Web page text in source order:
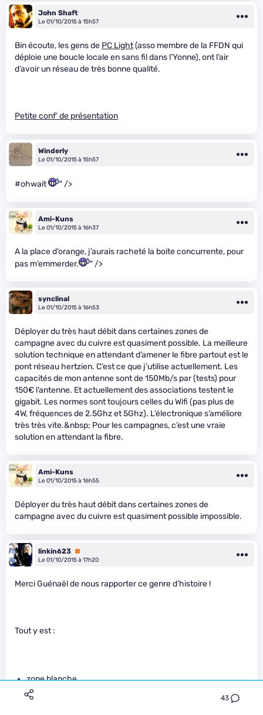
43
John Shaft
Le 01/10/2015 à 15h57
Bin écoute, les gens de PC Light(asso membre de la FFDN qui
déploie une boucle locale en sans fil dans l’Yonne), ont l’air
d’avoir un réseau de très bonne qualité.
Petite conf’ de présentation
Winderly
Le 01/10/2015 à 15h57
#ohwait " />
Ami-Kuns
Le 01/10/2015 à 16h37
A la place d’orange, j’aurais racheté la boite concurrente, pour
pas m’emmerder.
" />
synclinal
Le 01/10/2015 à 16h53
Déployer du très haut débit dans certaines zones de
campagne avec du cuivre est quasiment possible. La meilleure
solution technique en attendant d’amener le fibre partout est le
pont réseau hertzien. C’est ce que j’utilise actuellement. Les
capacités de mon antenne sont de 150Mb/s par (tests) pour
150€ l’antenne. Et actuellement des associations testent le
gigabit. Les normes sont toujours celles du Wifi (pas plus de
4W, fréquences de 2.5Ghz et 5Ghz). L’électronique s’améliore
très très vite.&nbsp; Pour les campagnes, c’est une vraie
solution en attendant la fibre.
Ami-Kuns
Le 01/10/2015 à 16h55
Déployer du très haut débit dans certaines zones de
campagne avec du cuivre est quasiment possible impossible.
linkin623 Premium
Le 01/10/2015 à 17h20
Merci Guénaël de nous rapporter ce genre d’histoire !
Tout y est :
zone blanche